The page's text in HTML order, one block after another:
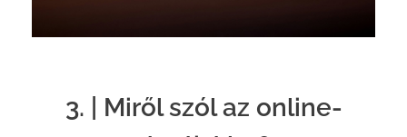
3. | Miről szól az online-